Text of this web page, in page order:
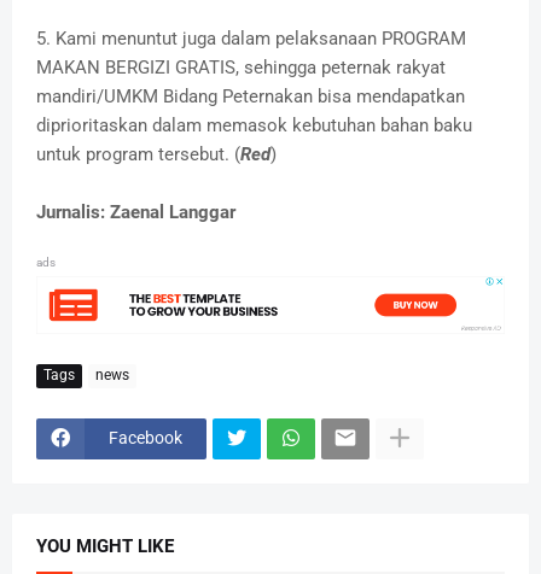
5. Kami menuntut juga dalam pelaksanaan PROGRAM
MAKAN BERGIZI GRATIS, sehingga peternak rakyat
mandiri/UMKM Bidang Peternakan bisa mendapatkan
diprioritaskan dalam memasok kebutuhan bahan baku
untuk program tersebut. (Red)
Jurnalis: Zaenal Langgar
ads
Tags news
Facebook
YOU MIGHT LIKE